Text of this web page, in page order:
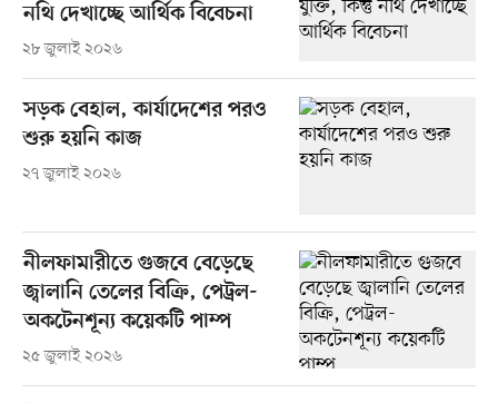
নথি দেখাচ্ছে আর্থিক বিবেচনা
২৮ জুলাই ২০২৬
সড়ক বেহাল, কার্যাদেশের পরও
শুরু হয়নি কাজ
২৭ জুলাই ২০২৬
নীলফামারীতে গুজবে বেড়েছে
জ্বালানি তেলের বিক্রি, পেট্রল-
অকটেনশূন্য কয়েকটি পাম্প
২৫ জুলাই ২০২৬